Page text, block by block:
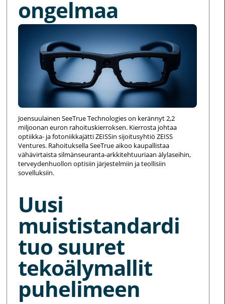
ongelmaa
Joensuulainen SeeTrue Technologies on kerännyt 2,2
miljoonan euron rahoituskierroksen. Kierrosta johtaa
optiikka- ja fotoniikkajätti ZEISSin sijoitusyhtiö ZEISS
Ventures. Rahoituksella SeeTrue aikoo kaupallistaa
vähävirtaista silmänseuranta-arkkitehtuuriaan älylaseihin,
terveydenhuollon optisiin järjestelmiin ja teollisiin
sovelluksiin.
Uusi
muististandardi
tuo suuret
tekoälymallit
puhelimeen